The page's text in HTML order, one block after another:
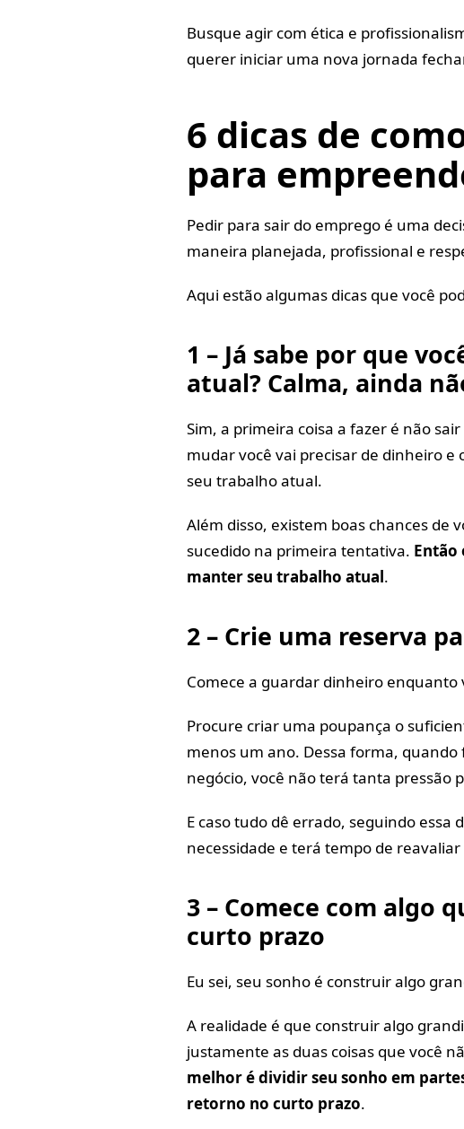
Busque agir com ética e
querer iniciar uma nova jornada
6 dicas de
para
Pedir para sair do emprego é uma
maneira planejada, profissional e
Aqui estão algumas dicas que você
1 – Já sabe por que
atual? Calma, ainda
Sim, a primeira coisa a fazer é não
mudar você vai precisar de dinheiro
seu trabalho atual.
Além disso, existem boas chances de
sucedido na primeira tentativa. Então
manter seu trabalho atual.
2 – Crie uma reserva
Comece a guardar dinheiro
Procure criar uma poupança o
menos um ano. Dessa forma,
negócio, você não terá tanta pressão
E caso tudo dê errado, seguindo essa
necessidade e terá tempo de reavaliar
3 – Comece com algo
curto prazo
Eu sei, seu sonho é construir algo
A realidade é que construir algo
justamente as duas coisas que você
melhor é dividir seu sonho em
retorno no curto prazo.